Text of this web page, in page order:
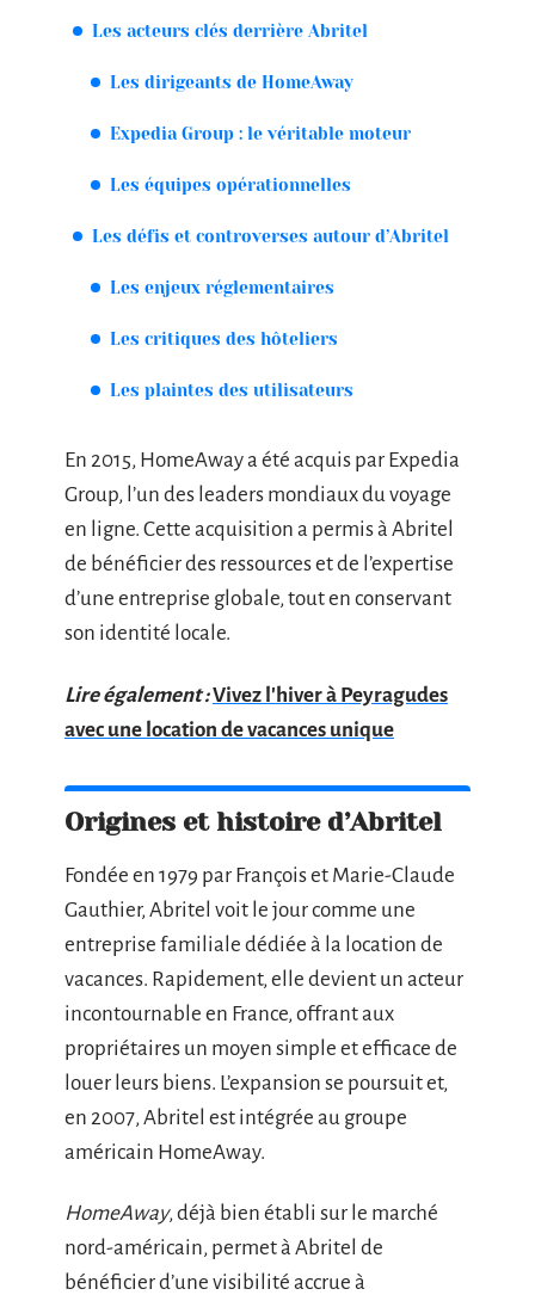
Les acteurs clés derrière Abritel
Les dirigeants de HomeAway
Expedia Group : le véritable moteur
Les équipes opérationnelles
Les défis et controverses autour d’Abritel
Les enjeux réglementaires
Les critiques des hôteliers
Les plaintes des utilisateurs
En 2015, HomeAway a été acquis par Expedia
Group, l’un des leaders mondiaux du voyage
en ligne. Cette acquisition a permis à Abritel
de bénéficier des ressources et de l’expertise
d’une entreprise globale, tout en conservant
son identité locale.
Lire également :Vivez l'hiver à Peyragudes
avec une location de vacances unique
Origines et histoire d’Abritel
Fondée en 1979 par François et Marie-Claude
Gauthier, Abritel voit le jour comme une
entreprise familiale dédiée à la location de
vacances. Rapidement, elle devient un acteur
incontournable en France, offrant aux
propriétaires un moyen simple et efficace de
louer leurs biens. L’expansion se poursuit et,
en 2007, Abritel est intégrée au groupe
américain HomeAway.
HomeAway, déjà bien établi sur le marché
nord-américain, permet à Abritel de
bénéficier d’une visibilité accrue à